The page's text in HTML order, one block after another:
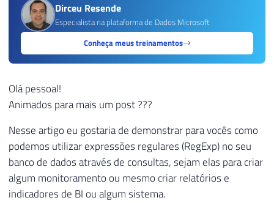
Dirceu Resende
Especialista na plataforma de Dados Microsoft
Conheça meus treinamentos
Olá pessoal!
Animados para mais um post ???
Nesse artigo eu gostaria de demonstrar para vocês como
podemos utilizar expressões regulares (RegExp) no seu
banco de dados através de consultas, sejam elas para criar
algum monitoramento ou mesmo criar relatórios e
indicadores de BI ou algum sistema.